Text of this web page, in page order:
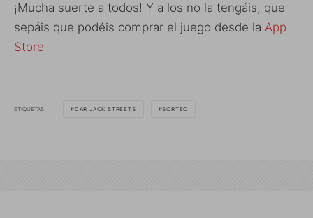
¡Mucha suerte a todos! Y a los no la tengáis, que
sepáis que podéis comprar el juego desde la App
Store
ETIQUETAS CAR JACK STREETS SORTEO